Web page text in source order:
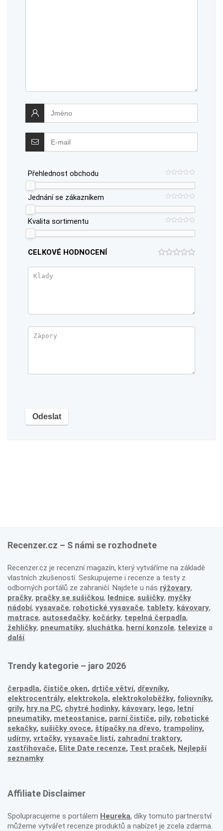
Přehlednost obchodu
Jednání se zákazníkem
Kvalita sortimentu
CELKOVÉ HODNOCENÍ
Recenzer.cz – S námi se rozhodnete
Recenzer.cz je recenzní magazín, který vytváříme na základě
vlastních zkušeností. Seskupujeme i recenze a testy z
odborných portálů ze zahraničí. Najdete u nás rýžovary,
pračky, pračky se sušičkou, lednice, sušičky, myčky
nádobí, vysavače, robotické vysavače, tablety, kávovary,
matrace, autosedačky, kočárky, tepelná čerpadla,
žehličky, pneumatiky, sluchátka, herní konzole, televize a
další.
Trendy kategorie – jaro 2026
čerpadla, čističe oken, drtiče větví, dřevníky,
elektrocentrály, elektrokola, elektrokoloběžky, foliovníky,
grily, hry na PC, chytré hodinky, kávovary, lego, letní
pneumatiky, meteostanice, parní čističe, pily, robotické
sekačky, sušičky ovoce, štípačky na dřevo, trampolíny,
udírny, vrtačky, vysavače listí, zahradní traktory,
zastřihovače, Elite Date recenze, Test praček, Nejlepší
seznamky
Affiliate Disclaimer
Spolupracujeme s portálem Heureka, díky tomuto partnerství
můžeme vytvářet recenze produktů a nabízet je zcela zdarma.